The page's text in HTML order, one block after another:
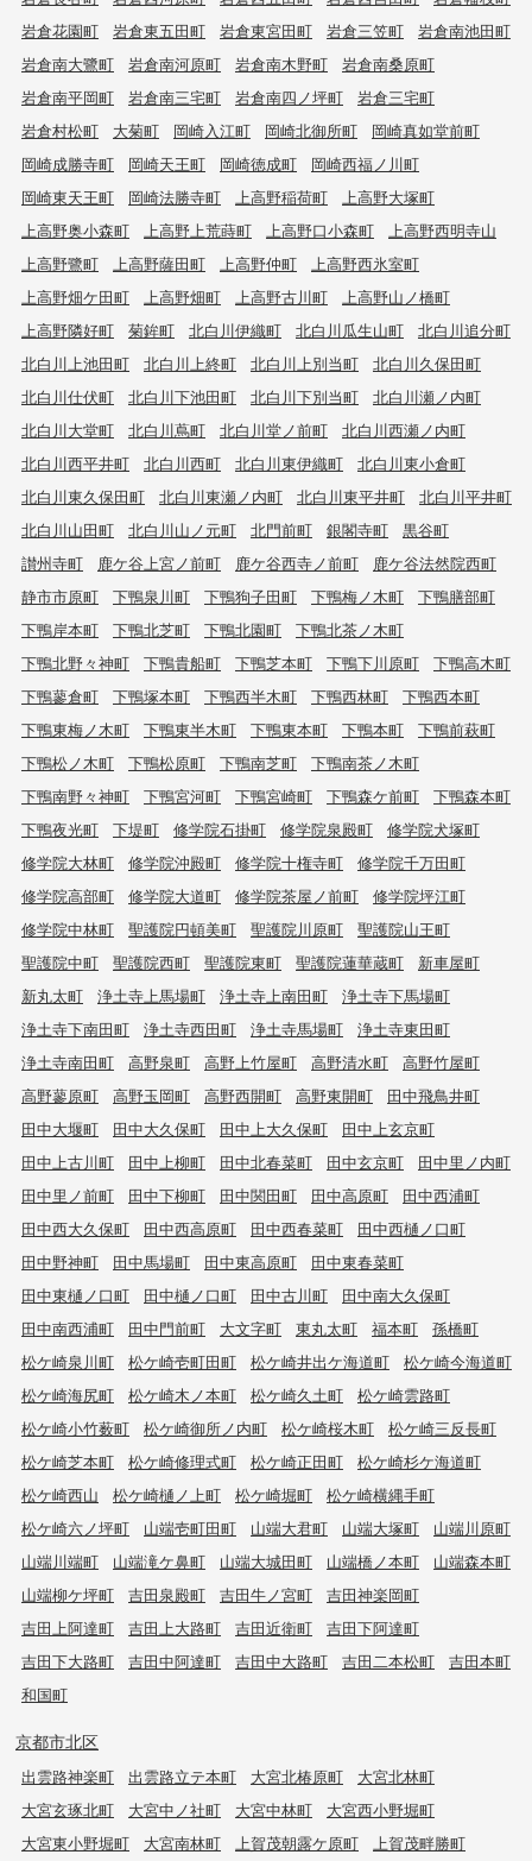
岩倉花園町
岩倉東五田町 岩倉東宮田町 岩倉三笠町
岩倉南池田町
岩倉南大鷺町
岩倉南河原町 岩倉南木野町
岩倉南桑原町
岩倉南平岡町
岩倉南三宅町 岩倉南四ノ坪町
岩倉三宅町
岩倉村松町
大菊町 岡崎入江町 岡崎北御所町
岡崎真如堂前町
岡崎成勝寺町
岡崎天王町 岡崎徳成町
岡崎西福ノ川町
岡崎東天王町
岡崎法勝寺町 上高野稲荷町
上高野大塚町
上高野奥小森町
上高野上荒蒔町 上高野口小森町
上高野西明寺山
上高野鷺町
上高野薩田町 上高野仲町
上高野西氷室町
上高野畑ケ田町
上高野畑町 上高野古川町
上高野山ノ橋町
上高野隣好町
菊鉾町 北白川伊織町 北白川瓜生山町
北白川追分町
北白川上池田町
北白川上終町 北白川上別当町
北白川久保田町
北白川仕伏町
北白川下池田町 北白川下別当町
北白川瀬ノ内町
北白川大堂町
北白川蔦町 北白川堂ノ前町
北白川西瀬ノ内町
北白川西平井町
北白川西町 北白川東伊織町
北白川東小倉町
北白川東久保田町
北白川東瀬ノ内町 北白川東平井町
北白川平井町
北白川山田町
北白川山ノ元町 北門前町 銀閣寺町
黒谷町
讃州寺町
鹿ケ谷上宮ノ前町 鹿ケ谷西寺ノ前町
鹿ケ谷法然院西町
静市市原町
下鴨泉川町 下鴨狗子田町 下鴨梅ノ木町
下鴨膳部町
下鴨岸本町
下鴨北芝町 下鴨北園町
下鴨北茶ノ木町
下鴨北野々神町
下鴨貴船町 下鴨芝本町 下鴨下川原町
下鴨高木町
下鴨蓼倉町
下鴨塚本町 下鴨西半木町 下鴨西林町
下鴨西本町
下鴨東梅ノ木町
下鴨東半木町 下鴨東本町 下鴨本町
下鴨前萩町
下鴨松ノ木町
下鴨松原町 下鴨南芝町
下鴨南茶ノ木町
下鴨南野々神町
下鴨宮河町 下鴨宮崎町 下鴨森ケ前町
下鴨森本町
下鴨夜光町
下堤町 修学院石掛町 修学院泉殿町
修学院犬塚町
修学院大林町
修学院沖殿町 修学院十権寺町
修学院千万田町
修学院高部町
修学院大道町 修学院茶屋ノ前町
修学院坪江町
修学院中林町
聖護院円頓美町 聖護院川原町
聖護院山王町
聖護院中町
聖護院西町 聖護院東町 聖護院蓮華蔵町
新車屋町
新丸太町
浄土寺上馬場町 浄土寺上南田町
浄土寺下馬場町
浄土寺下南田町
浄土寺西田町 浄土寺馬場町
浄土寺東田町
浄土寺南田町
高野泉町 高野上竹屋町 高野清水町
高野竹屋町
高野蓼原町
高野玉岡町 高野西開町 高野東開町
田中飛鳥井町
田中大堰町
田中大久保町 田中上大久保町
田中上玄京町
田中上古川町
田中上柳町 田中北春菜町 田中玄京町
田中里ノ内町
田中里ノ前町
田中下柳町 田中関田町 田中高原町
田中西浦町
田中西大久保町
田中西高原町 田中西春菜町
田中西樋ノ口町
田中野神町
田中馬場町 田中東高原町
田中東春菜町
田中東樋ノ口町
田中樋ノ口町 田中古川町
田中南大久保町
田中南西浦町
田中門前町 大文字町 東丸太町 福本町
孫橋町
松ケ崎泉川町
松ケ崎壱町田町 松ケ崎井出ケ海道町
松ケ崎今海道町
松ケ崎海尻町
松ケ崎木ノ本町 松ケ崎久土町
松ケ崎雲路町
松ケ崎小竹薮町
松ケ崎御所ノ内町 松ケ崎桜木町
松ケ崎三反長町
松ケ崎芝本町
松ケ崎修理式町 松ケ崎正田町
松ケ崎杉ケ海道町
松ケ崎西山
松ケ崎樋ノ上町 松ケ崎堀町
松ケ崎横縄手町
松ケ崎六ノ坪町
山端壱町田町 山端大君町 山端大塚町
山端川原町
山端川端町
山端滝ケ鼻町 山端大城田町 山端橋ノ本町
山端森本町
山端柳ケ坪町
吉田泉殿町 吉田牛ノ宮町
吉田神楽岡町
吉田上阿達町
吉田上大路町 吉田近衛町
吉田下阿達町
吉田下大路町
吉田中阿達町 吉田中大路町 吉田二本松町
吉田本町
和国町
京都市北区
出雲路神楽町 出雲路立テ本町 大宮北椿原町
大宮北林町
大宮玄琢北町
大宮中ノ社町 大宮中林町
大宮西小野堀町
大宮東小野堀町
大宮南林町 上賀茂朝露ケ原町
上賀茂畔勝町